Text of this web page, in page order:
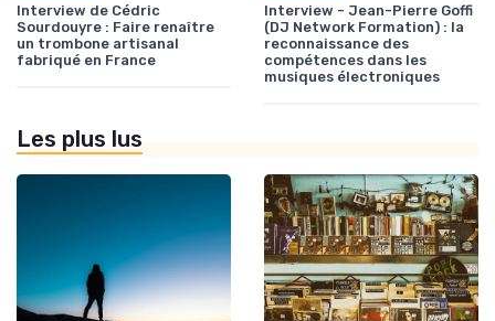
Interview de Cédric
Sourdouyre : Faire renaître
un trombone artisanal
fabriqué en France
Interview - Jean-Pierre Goffi
(DJ Network Formation) : la
reconnaissance des
compétences dans les
musiques électroniques
Les plus lus